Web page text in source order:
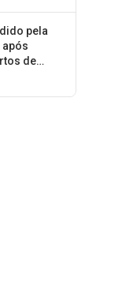
pela
após
de